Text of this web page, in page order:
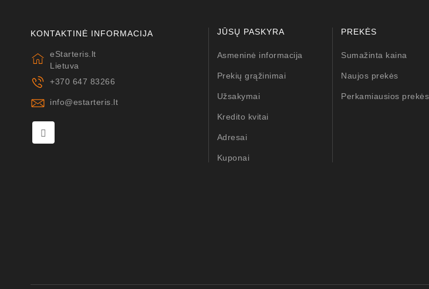
KONTAKTINĖ INFORMACIJA
eStarteris.lt
Lietuva
+370 647 83266
info@estarteris.lt
JŪSŲ PASKYRA
Asmeninė informacija
Prekių grąžinimai
Užsakymai
Kredito kvitai
Adresai
Kuponai
PREKĖS
Sumažinta kaina
Naujos prekės
Perkamiausios prekės